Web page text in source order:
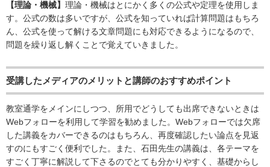
【理論・機械】 理論・機械はとにかく多くの公式や定理を使用しま
す。公式の数は多いですが、公式を知っていれば計算問題はもちろ
ん、公式を使って解ける文章問題にも対応できるようになるので、
問題を繰り返し解くことで覚えていきました。
受講したメディアのメリットと講師のおすすめポイント
教室通学をメインにしつつ、所用でどうしても出席できないときは
Webフォローを利用して学習を勧めました。Webフォローでは欠席
した講義をカバーできるのはもちろん、再度確認したい論点を見返
すのにもすごく便利でした。また、石田先生の講義は、各テーマを
すごく丁寧に解説して下さるのでとても分かりやすく、基礎からし